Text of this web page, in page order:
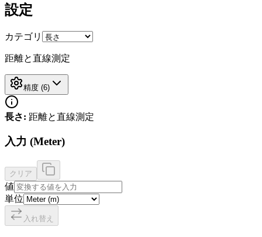
設定
カテゴリ
距離と直線測定
精度 (6)
長さ: 距離と直線測定
入力 (Meter)
クリア
値
単位
入れ替え